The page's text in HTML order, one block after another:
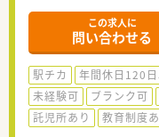
この求人に
問い合わせる
駅チカ 年間休日120
未経験可
ブランク可
託児所あり
教育制度